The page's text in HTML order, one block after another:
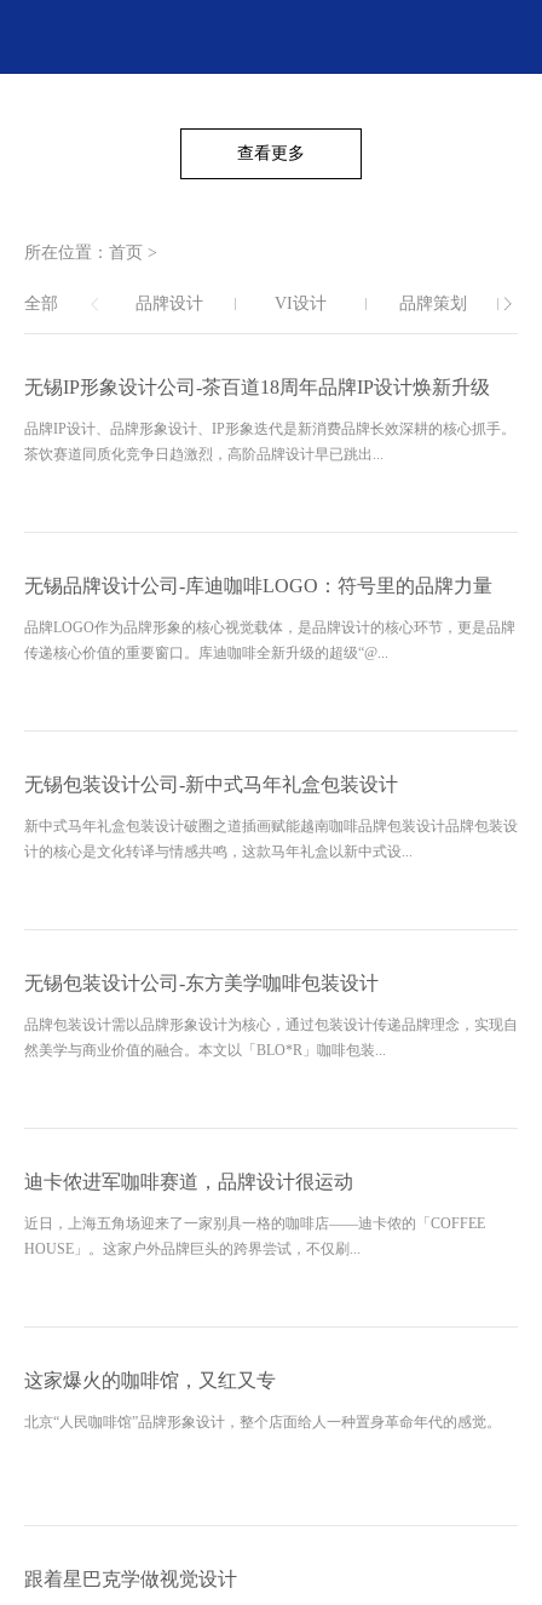
查看更多
所在位置： 首页 >
全部 品牌设计 VI设计 品牌策划
无锡IP形象设计公司-茶百道18周年品牌IP设计焕新升级
品牌IP设计、品牌形象设计、IP形象迭代是新消费品牌长效深耕的核心抓手。
茶饮赛道同质化竞争日趋激烈，高阶品牌设计早已跳出...
无锡品牌设计公司-库迪咖啡LOGO：符号里的品牌力量
品牌LOGO作为品牌形象的核心视觉载体，是品牌设计的核心环节，更是品牌
传递核心价值的重要窗口。库迪咖啡全新升级的超级“@...
无锡包装设计公司-新中式马年礼盒包装设计
新中式马年礼盒包装设计破圈之道插画赋能越南咖啡品牌包装设计品牌包装设
计的核心是文化转译与情感共鸣，这款马年礼盒以新中式设...
无锡包装设计公司-东方美学咖啡包装设计
品牌包装设计需以品牌形象设计为核心，通过包装设计传递品牌理念，实现自
然美学与商业价值的融合。本文以「BLO*R」咖啡包装...
迪卡侬进军咖啡赛道，品牌设计很运动
​近日，上海五角场迎来了一家别具一格的咖啡店——迪卡侬的「COFFEE
HOUSE」。这家户外品牌巨头的跨界尝试，不仅刷...
这家爆火的咖啡馆，又红又专
北京“人民咖啡馆”品牌形象设计，整个店面给人一种置身革命年代的感觉。
跟着星巴克学做视觉设计